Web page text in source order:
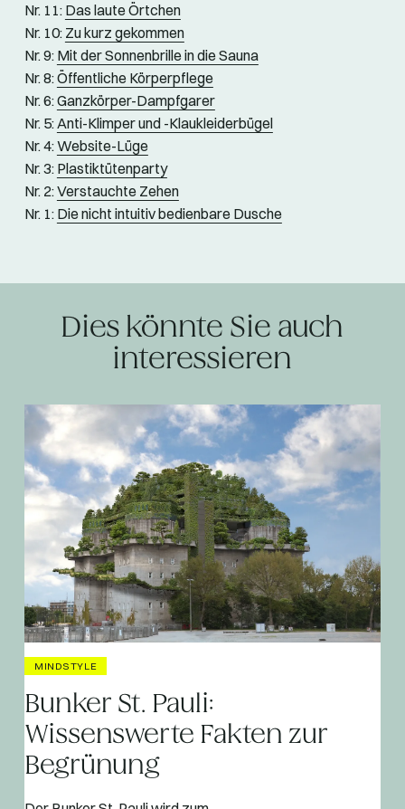
Nr. 11: Das laute Örtchen
Nr. 10: Zu kurz gekommen
Nr. 9: Mit der Sonnenbrille in die Sauna
Nr. 8:Öffentliche Körperpflege
Nr. 6:Ganzkörper-Dampfgarer
Nr. 5:Anti-Klimper und -Klaukleiderbügel
Nr. 4:Website-Lüge
Nr. 3: Plastiktütenparty
Nr. 2:Verstauchte Zehen
Nr. 1: Die nicht intuitiv bedienbare Dusche
Dies könnte Sie auch
interessieren
MINDSTYLE
Bunker St. Pauli:
Wissenswerte Fakten zur
Begrünung